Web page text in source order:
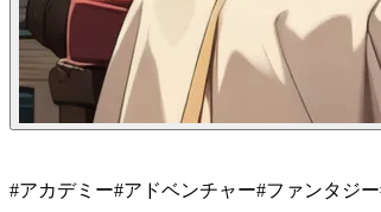
#アカデミー#アドベンチャー#ファンタジー